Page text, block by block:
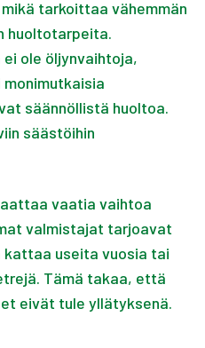
tarkoittaa vähemmän
huoltotarpeita.
ole öljynvaihtoja,
säännöllistä huoltoa.
säästöihin
vaatia vaihtoa
valmistajat tarjoavat
kattaa useita vuosia tai
Tämä takaa, että
eivät tule yllätyksenä.